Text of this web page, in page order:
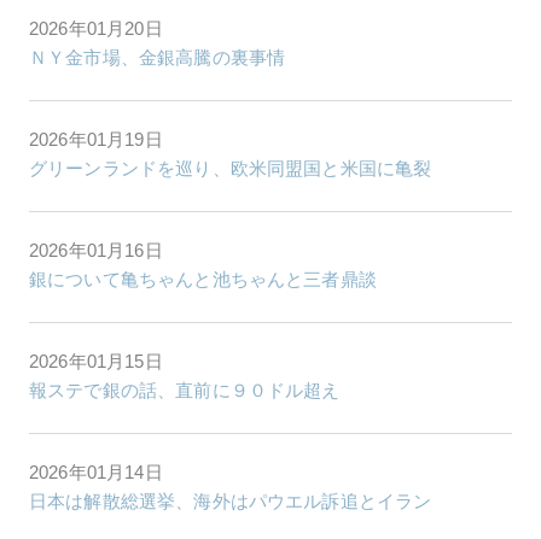
2026年01月20日
ＮＹ金市場、金銀高騰の裏事情
2026年01月19日
グリーンランドを巡り、欧米同盟国と米国に亀裂
2026年01月16日
銀について亀ちゃんと池ちゃんと三者鼎談
2026年01月15日
報ステで銀の話、直前に９０ドル超え
2026年01月14日
日本は解散総選挙、海外はパウエル訴追とイラン